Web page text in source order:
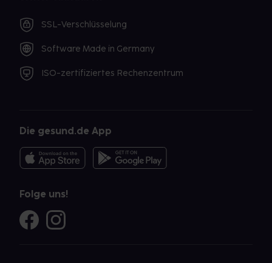
Natriumdodecylsulfat, Maisstärke, Titandioxid
SSL-Verschlüsselung
Software Made in Germany
ISO-zertifiziertes Rechenzentrum
Die gesund.de App
Folge uns!